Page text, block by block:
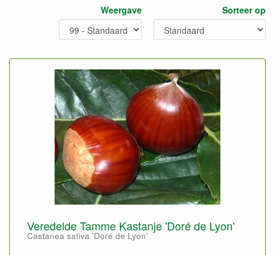
Weergave
Sorteer op
Veredelde Tamme Kastanje 'Doré de Lyon'
Castanea sativa 'Doré de Lyon'